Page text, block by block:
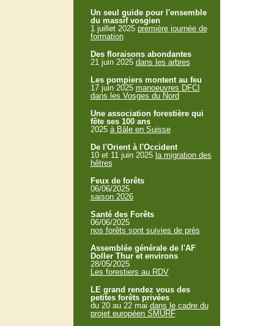
Un seul guide pour l'ensemble
du massif vosgien
1 juillet 2025 première journée de
formation
Des floraisons abondantes
21 juin 2025 dans les arbres
Les pompiers montent au feu
17 juin 2025 manoeuvres DFCI
dans les Vosges du Nord
Une association forestière qui
fête ses 100 ans
2025 à Bâle en Suisse
De l'Orient à l'Occident
10 et 11 juin 2025 la migration des
hêtres
Feux de forêts
06/06/2025
saison 2026
Santé des Forêts
06/06/2025
nos forêts sont suivies de près
Assemblée générale de l'AF
Doller Thur et environs
28/05/2025
Les forestiers au RDV
LE grand rendez vous des
petites forêts privées
du 20 au 22 mai dans le cadre du
projet européen SMURF